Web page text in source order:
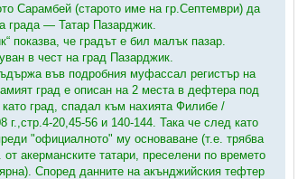
Сарамбей (старото име на гр.Септември) да
града — Татар Пазарджик.
показва, че градът е бил малък пазар.
в чест на град Пазарджик.
във подробния муфассал регистър на
град е описан на 2 места в дефтера под
град, спадал към нахията Филибе /
20,45-56 и 140-144. Така че след като
"официалното" му основаване (т.е. трябва
акерманските татари, преселени по времето
Според данните на акънджийския тефтер